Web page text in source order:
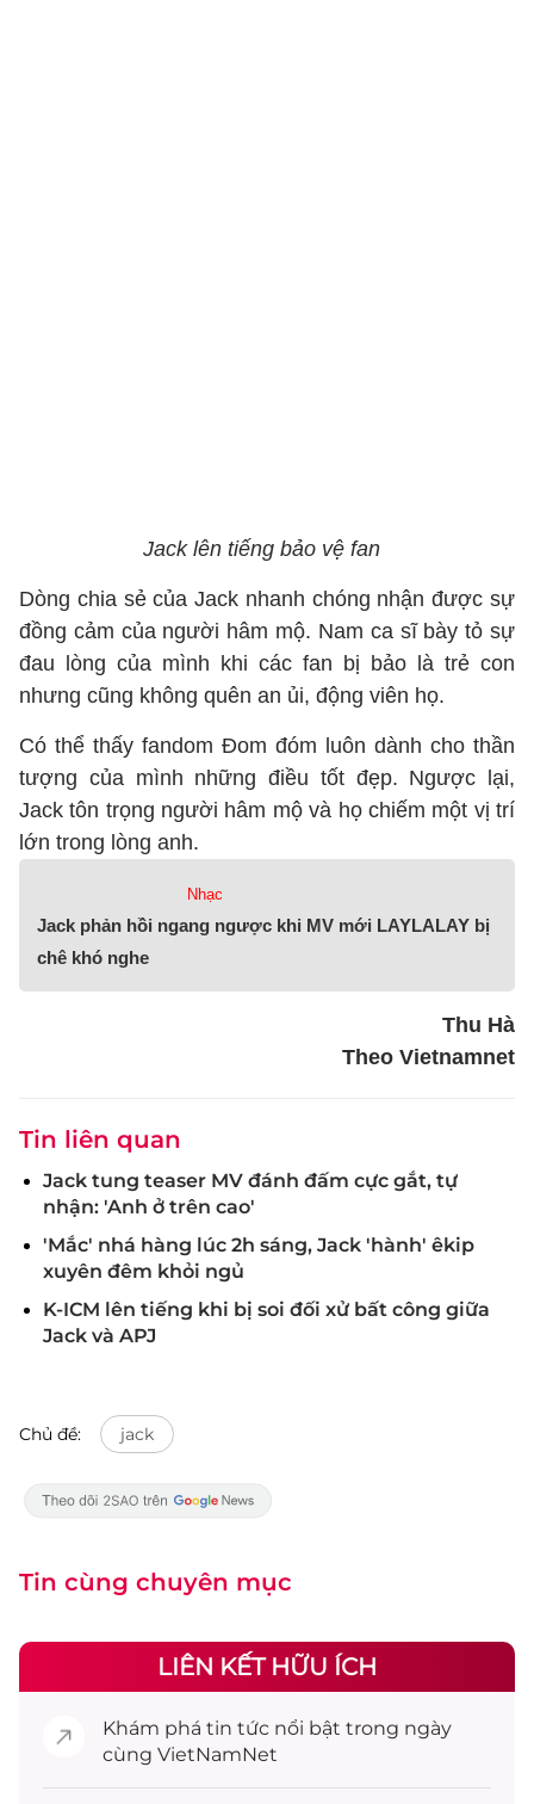
Jack lên tiếng bảo vệ fan
Dòng chia sẻ của Jack nhanh chóng nhận được sự
đồng cảm của người hâm mộ. Nam ca sĩ bày tỏ sự
đau lòng của mình khi các fan bị bảo là trẻ con
nhưng cũng không quên an ủi, động viên họ.
Có thể thấy fandom Đom đóm luôn dành cho thần
tượng của mình những điều tốt đẹp. Ngược lại,
Jack tôn trọng người hâm mộ và họ chiếm một vị trí
lớn trong lòng anh.
Nhạc
Jack phản hồi ngang ngược khi MV mới LAYLALAY bị
chê khó nghe
Thu Hà
Theo Vietnamnet
Tin liên quan
Jack tung teaser MV đánh đấm cực gắt, tự
nhận: 'Anh ở trên cao'
'Mắc' nhá hàng lúc 2h sáng, Jack 'hành' êkip
xuyên đêm khỏi ngủ
K-ICM lên tiếng khi bị soi đối xử bất công giữa
Jack và APJ
Chủ đề: jack
Tin cùng chuyên mục
LIÊN KẾT HỮU ÍCH
Khám phá tin tức nổi bật trong ngày
cùng VietNamNet